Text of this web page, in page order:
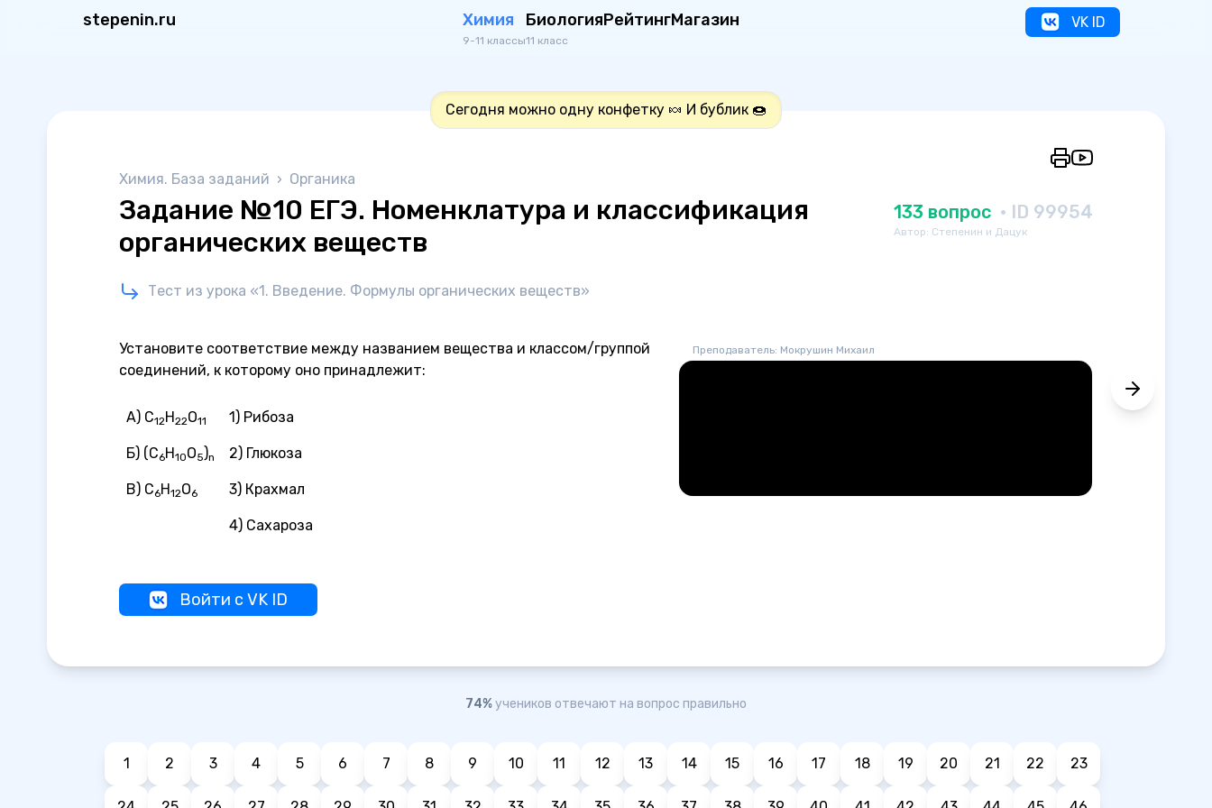
stepenin.ru Химия
9-11 классы
Биология
11 класс
РейтингМагазин VK ID
Сегодня можно одну конфетку 🍬 И бублик 🍩
Химия. База заданий › Органика
Задание №10 ЕГЭ. Номенклатура и классификация
органических веществ
133 вопрос · ID 99954
Автор: Степенин и Дацук
Тест из урока «1. Введение. Формулы органических веществ»
Установите соответствие между названием вещества и классом/группой
соединений, к которому оно принадлежит:
А) C12H22O11
Б) (C6H10O5)n
В) C6H12O6
1) Рибоза
2) Глюкоза
3) Крахмал
4) Сахароза
Войти с VK ID
Преподаватель: Мокрушин Михаил
74%учеников отвечают на вопрос правильно
1 2 3 4 5 6 7 8 9 10 11 12 13 14 15 16 17 18 19 20 21 22 23